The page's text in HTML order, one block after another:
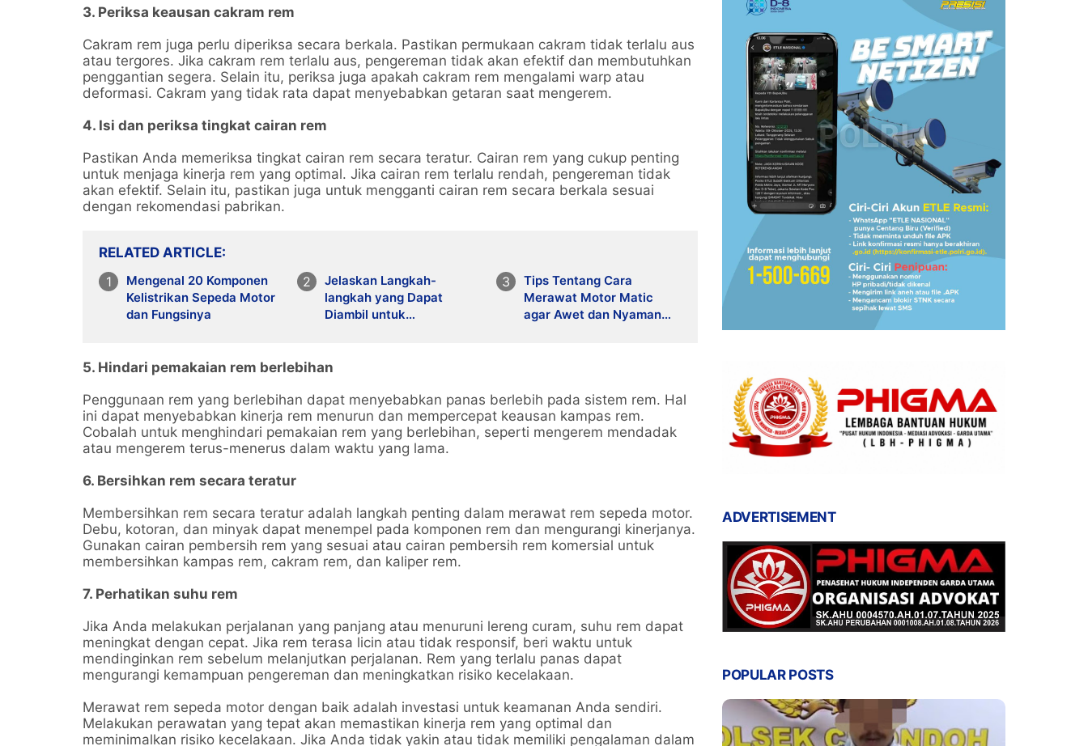
3. Periksa keausan cakram rem
Cakram rem juga perlu diperiksa secara berkala. Pastikan permukaan cakram tidak terlalu aus
atau tergores. Jika cakram rem terlalu aus, pengereman tidak akan efektif dan membutuhkan
penggantian segera. Selain itu, periksa juga apakah cakram rem mengalami warp atau
deformasi. Cakram yang tidak rata dapat menyebabkan getaran saat mengerem.
4. Isi dan periksa tingkat cairan rem
Pastikan Anda memeriksa tingkat cairan rem secara teratur. Cairan rem yang cukup penting
untuk menjaga kinerja rem yang optimal. Jika cairan rem terlalu rendah, pengereman tidak
akan efektif. Selain itu, pastikan juga untuk mengganti cairan rem secara berkala sesuai
dengan rekomendasi pabrikan.
RELATED ARTICLE
Mengenal 20 Komponen
Kelistrikan Sepeda Motor
dan Fungsinya
Jelaskan Langkah-
langkah yang Dapat
Diambil untuk
pada Sistem Kemudi
Tips Tentang Cara
Merawat Motor Matic
agar Awet dan Nyaman
5. Hindari pemakaian rem berlebihan
Penggunaan rem yang berlebihan dapat menyebabkan panas berlebih pada sistem rem. Hal
ini dapat menyebabkan kinerja rem menurun dan mempercepat keausan kampas rem.
Cobalah untuk menghindari pemakaian rem yang berlebihan, seperti mengerem mendadak
atau mengerem terus-menerus dalam waktu yang lama.
6. Bersihkan rem secara teratur
Membersihkan rem secara teratur adalah langkah penting dalam merawat rem sepeda motor.
Debu, kotoran, dan minyak dapat menempel pada komponen rem dan mengurangi kinerjanya.
Gunakan cairan pembersih rem yang sesuai atau cairan pembersih rem komersial untuk
membersihkan kampas rem, cakram rem, dan kaliper rem.
7. Perhatikan suhu rem
Jika Anda melakukan perjalanan yang panjang atau menuruni lereng curam, suhu rem dapat
meningkat dengan cepat. Jika rem terasa licin atau tidak responsif, beri waktu untuk
mendinginkan rem sebelum melanjutkan perjalanan. Rem yang terlalu panas dapat
mengurangi kemampuan pengereman dan meningkatkan risiko kecelakaan.
Merawat rem sepeda motor dengan baik adalah investasi untuk keamanan Anda sendiri.
Melakukan perawatan yang tepat akan memastikan kinerja rem yang optimal dan
meminimalkan risiko kecelakaan. Jika Anda tidak yakin atau tidak memiliki pengalaman dalam
ADVERTISEMENT
POPULAR POSTS